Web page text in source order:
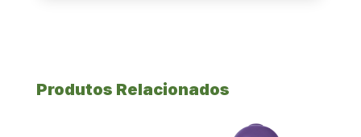
Produtos Relacionados